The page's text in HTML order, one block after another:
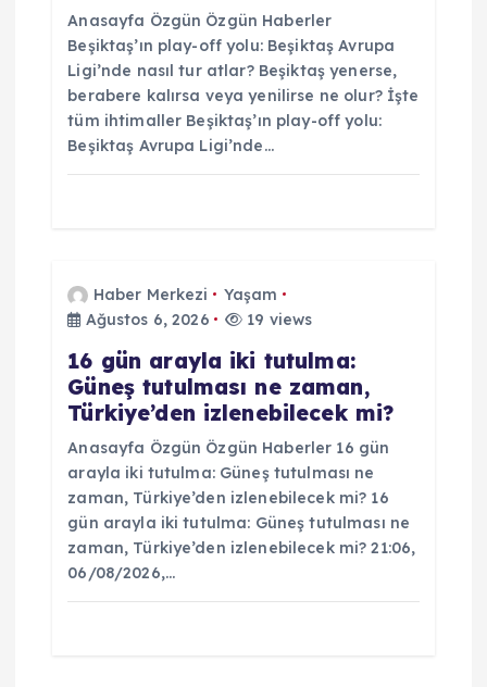
Anasayfa Özgün Özgün Haberler
Beşiktaş’ın play-off yolu: Beşiktaş Avrupa
Ligi’nde nasıl tur atlar? Beşiktaş yenerse,
berabere kalırsa veya yenilirse ne olur? İşte
tüm ihtimaller Beşiktaş’ın play-off yolu:
Beşiktaş Avrupa Ligi’nde…
Haber Merkezi
Yaşam
Ağustos 6, 2026
19 views
16 gün arayla iki tutulma:
Güneş tutulması ne zaman,
Türkiye’den izlenebilecek mi?
Anasayfa Özgün Özgün Haberler 16 gün
arayla iki tutulma: Güneş tutulması ne
zaman, Türkiye’den izlenebilecek mi? 16
gün arayla iki tutulma: Güneş tutulması ne
zaman, Türkiye’den izlenebilecek mi? 21:06,
06/08/2026,…